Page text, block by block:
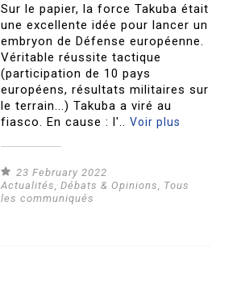
Sur le papier, la force Takuba était
une excellente idée pour lancer un
embryon de Défense européenne.
Véritable réussite tactique
(participation de 10 pays
européens, résultats militaires sur
le terrain...) Takuba a viré au
fiasco. En cause : l'..Voir plus
23 February 2022
Actualités ,Débats & Opinions
Tous
les communiqués